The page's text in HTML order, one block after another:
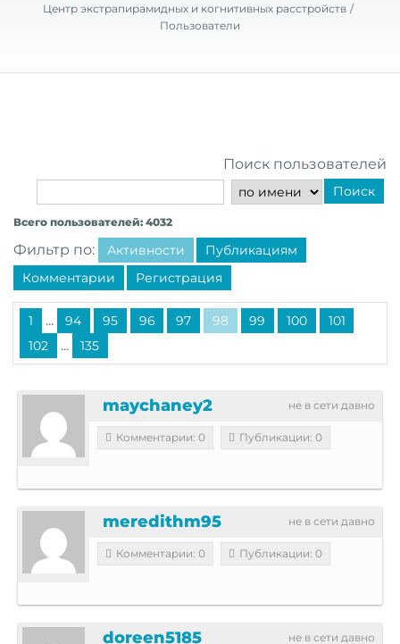
Центр экстрапирамидных и когнитивных расстройств
Пользователи
Поиск пользователей
Поиск
Всего пользователей: 4032
Фильтр по: Активности
Публикациям
Комментарии
Регистрация
1 ... 94 95 96 97 98 99 100
101
102
... 135
не в сети давно
maychaney2
Комментарии: 0 Публикации: 0
не в сети давно
meredithm95
Комментарии: 0 Публикации: 0
не в сети давно
doreen5185